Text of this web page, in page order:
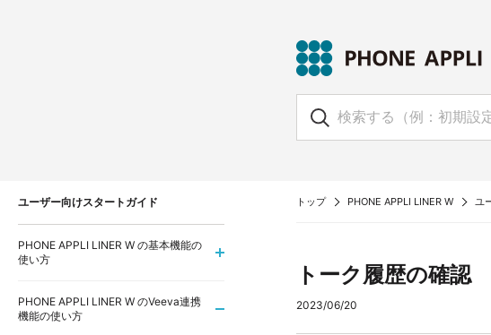
トップ PHONE APPLI LINER W ユ
トーク履歴の確認
2023/06/20
ユーザー向けスタートガイド
PHONE APPLI LINER W の基本機能の
使い方
PHONE APPLI LINER W のVeeva連携
機能の使い方